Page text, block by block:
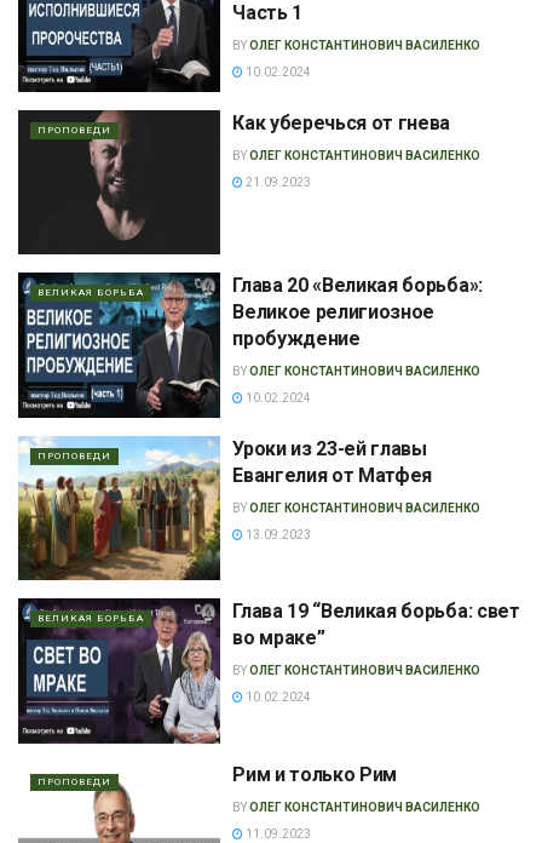
Часть 1
BYОЛЕГ КОНСТАНТИНОВИЧ ВАСИЛЕНКО
10.02.2024
ПРОПОВЕДИ Как уберечься от гнева
BYОЛЕГ КОНСТАНТИНОВИЧ ВАСИЛЕНКО
21.09.2023
ВЕЛИКАЯ БОРЬБА
Глава 20 «Великая борьба»:
Великое религиозное
пробуждение
BYОЛЕГ КОНСТАНТИНОВИЧ ВАСИЛЕНКО
10.02.2024
ПРОПОВЕДИ
Уроки из 23-ей главы
Евангелия от Матфея
BYОЛЕГ КОНСТАНТИНОВИЧ ВАСИЛЕНКО
13.09.2023
ВЕЛИКАЯ БОРЬБА
Глава 19 “Великая борьба: свет
во мраке”
BYОЛЕГ КОНСТАНТИНОВИЧ ВАСИЛЕНКО
10.02.2024
ПРОПОВЕДИ Рим и только Рим
BYОЛЕГ КОНСТАНТИНОВИЧ ВАСИЛЕНКО
11.09.2023